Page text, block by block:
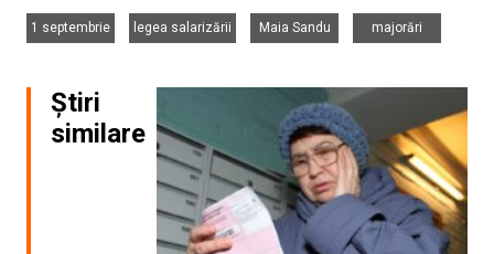
1 septembrie
legea salarizării
Maia Sandu
majorări
Știri
similare